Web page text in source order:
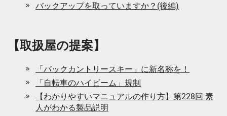
バックアップを取っていますか？(後編)
【取扱屋の提案】
「バックカントリースキー」に新名称を！
「自転車のハイビーム」規制
【わかりやすいマニュアルの作り方】第228回 素
人がわかる製品説明